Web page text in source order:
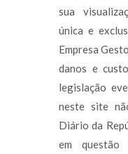
sua
única e
Empresa
danos e
legislação
neste site
Diário da
em questão